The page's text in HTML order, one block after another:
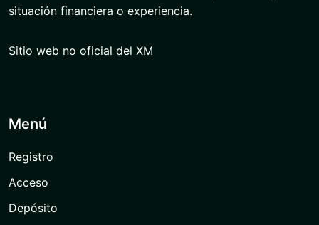
situación financiera o experiencia.
Sitio web no oficial del XM
Menú
Registro
Acceso
Depósito